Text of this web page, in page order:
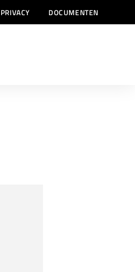
PRIVACY DOCUMENTEN